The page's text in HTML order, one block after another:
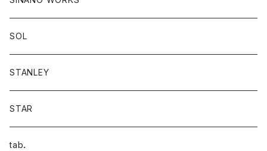
SOL
STANLEY
STAR
tab．